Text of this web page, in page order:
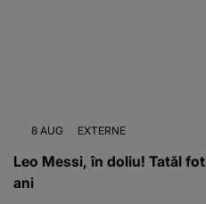
8 AUG EXTERNE
Leo Messi, în doliu! Tatăl
ani